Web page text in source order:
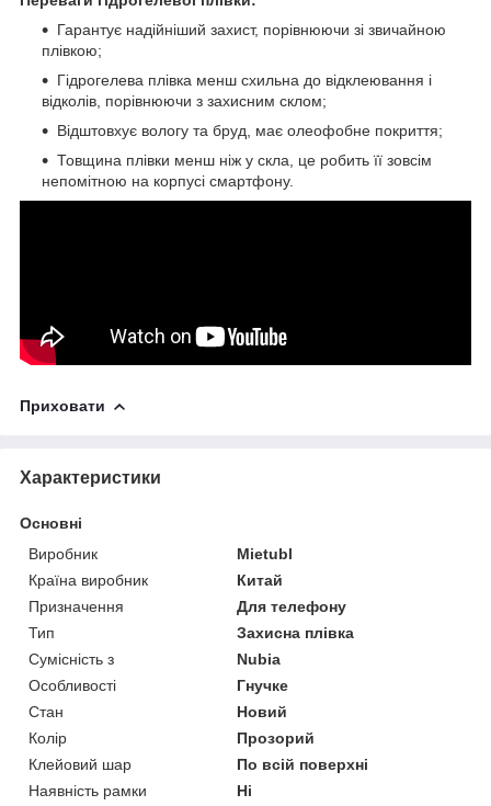
Гарантує надійніший захист, порівнюючи зі звичайною
плівкою;
Гідрогелева плівка менш схильна до відклеювання і
відколів, порівнюючи з захисним склом;
Відштовхує вологу та бруд, має олеофобне покриття;
Товщина плівки менш ніж у скла, це робить її зовсім
непомітною на корпусі смартфону.
Приховати
Характеристики
Основні
Виробник
Mietubl
Країна виробник
Китай
Призначення
Для телефону
Тип
Захисна плівка
Сумісність з
Nubia
Особливості
Гнучке
Стан
Новий
Колір
Прозорий
Клейовий шар
По всій поверхні
Наявність рамки
Ні